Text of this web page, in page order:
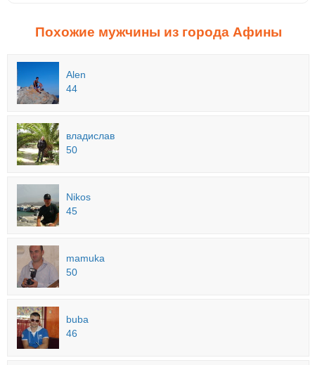
Похожие мужчины из города Афины
Alen
44
владислав
50
Nikos
45
mamuka
50
buba
46